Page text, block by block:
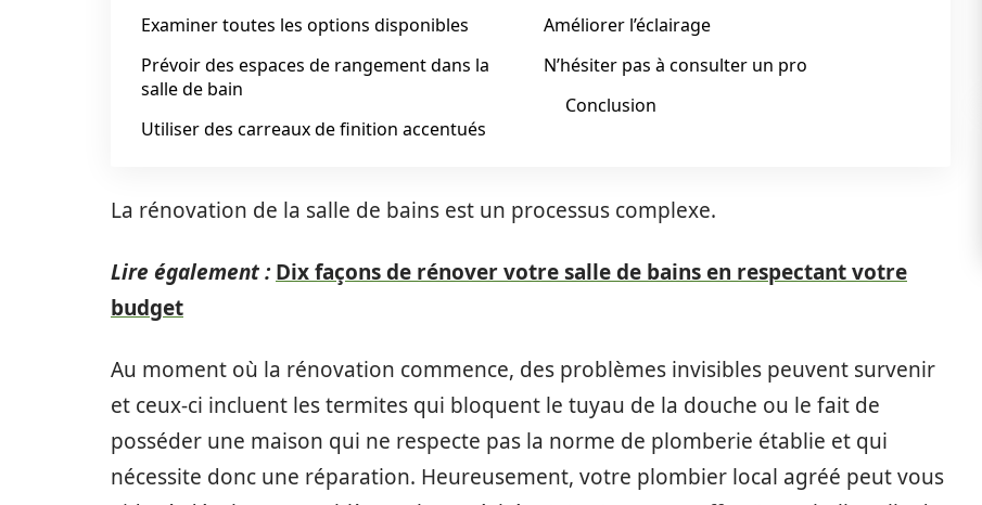
Examiner toutes les options disponibles
Prévoir des espaces de rangement dans la
salle de bain
Utiliser des carreaux de finition accentués
Améliorer l’éclairage
N’hésiter pas à consulter un pro
Conclusion
La rénovation de la salle de bains est un processus complexe.
Lire également : Dix façons de rénover votre salle de bains en respectant votre
budget
Au moment où la rénovation commence, des problèmes invisibles peuvent survenir
et ceux-ci incluent les termites qui bloquent le tuyau de la douche ou le fait de
posséder une maison qui ne respecte pas la norme de plomberie établie et qui
nécessite donc une réparation. Heureusement, votre plombier local agréé peut vous